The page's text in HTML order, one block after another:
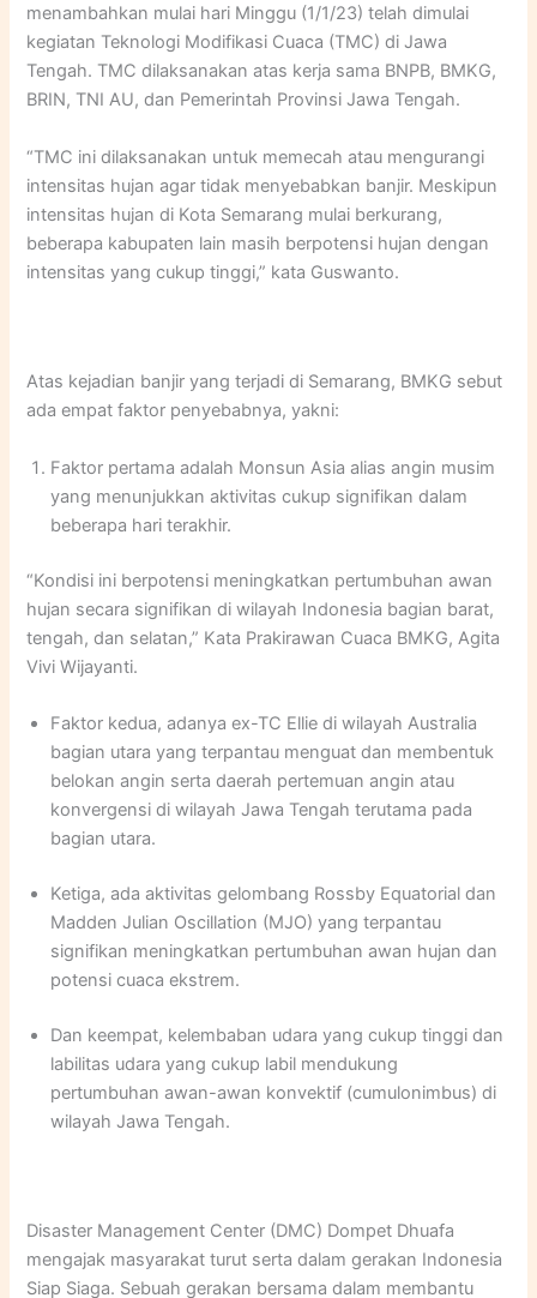
menambahkan mulai hari Minggu (1/1/23) telah dimulai
kegiatan Teknologi Modifikasi Cuaca (TMC) di Jawa
Tengah. TMC dilaksanakan atas kerja sama BNPB, BMKG,
BRIN, TNI AU, dan Pemerintah Provinsi Jawa Tengah.
“TMC ini dilaksanakan untuk memecah atau mengurangi
intensitas hujan agar tidak menyebabkan banjir. Meskipun
intensitas hujan di Kota Semarang mulai berkurang,
beberapa kabupaten lain masih berpotensi hujan dengan
intensitas yang cukup tinggi,” kata Guswanto.
Atas kejadian banjir yang terjadi di Semarang, BMKG sebut
ada empat faktor penyebabnya, yakni:
Faktor pertama adalah Monsun Asia alias angin musim
yang menunjukkan aktivitas cukup signifikan dalam
beberapa hari terakhir.
“Kondisi ini berpotensi meningkatkan pertumbuhan awan
hujan secara signifikan di wilayah Indonesia bagian barat,
tengah, dan selatan,” Kata Prakirawan Cuaca BMKG, Agita
Vivi Wijayanti.
Faktor kedua, adanya ex-TC Ellie di wilayah Australia
bagian utara yang terpantau menguat dan membentuk
belokan angin serta daerah pertemuan angin atau
konvergensi di wilayah Jawa Tengah terutama pada
bagian utara.
Ketiga, ada aktivitas gelombang Rossby Equatorial dan
Madden Julian Oscillation (MJO) yang terpantau
signifikan meningkatkan pertumbuhan awan hujan dan
potensi cuaca ekstrem.
Dan keempat, kelembaban udara yang cukup tinggi dan
labilitas udara yang cukup labil mendukung
pertumbuhan awan-awan konvektif (cumulonimbus) di
wilayah Jawa Tengah.
Disaster Management Center (DMC) Dompet Dhuafa
mengajak masyarakat turut serta dalam gerakan Indonesia
Siap Siaga. Sebuah gerakan bersama dalam membantu